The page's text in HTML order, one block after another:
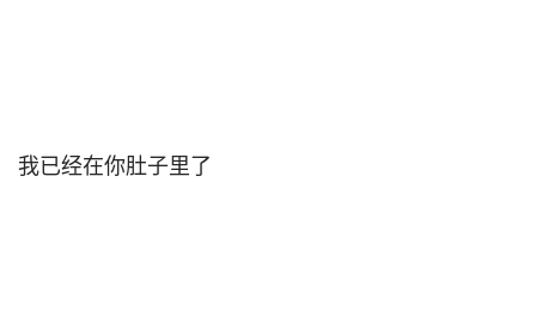
我已经在你肚子里了